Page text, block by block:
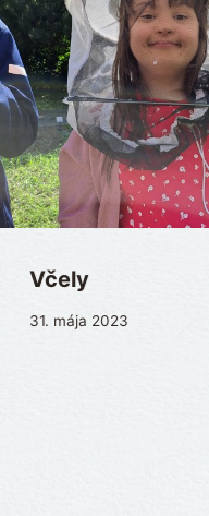
Včely
31. mája 2023